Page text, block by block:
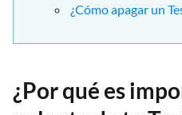
¿Cómo apagar un
¿Por qué es